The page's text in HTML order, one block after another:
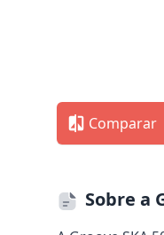
Comparar
Sobre a